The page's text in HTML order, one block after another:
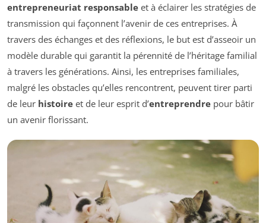
entrepreneuriat responsable et à éclairer les stratégies de
transmission qui façonnent l’avenir de ces entreprises. À
travers des échanges et des réflexions, le but est d’asseoir un
modèle durable qui garantit la pérennité de l’héritage familial
à travers les générations. Ainsi, les entreprises familiales,
malgré les obstacles qu’elles rencontrent, peuvent tirer parti
de leur histoire et de leur esprit d’entreprendre pour bâtir
un avenir florissant.